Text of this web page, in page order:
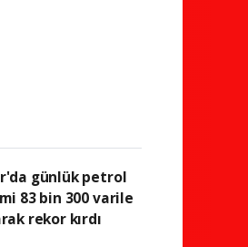
günlük petrol
83 bin 300 varile
rekor kırdı